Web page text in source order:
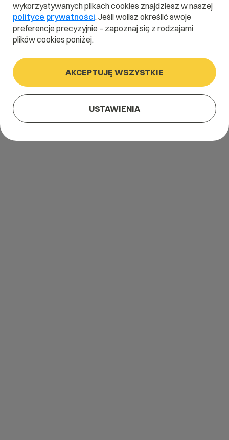
Promocja .pl od0,00 zł.site 0,90 zł.online 0,90 zł
wykorzystywanych plikach cookies znajdziesz w naszej
polityce prywatności. Jeśli wolisz określić swoje
preferencje precyzyjnie – zapoznaj się z rodzajami
plików cookies poniżej.
AKCEPTUJĘ WSZYSTKIE
USTAWIENIA